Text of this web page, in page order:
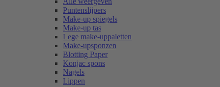
Puntenslijpers
Make-up spiegels
Make-up tas
Lege make-uppaletten
Make-upsponzen
Blotting Paper
Konjac spons
Nagels
Lippen